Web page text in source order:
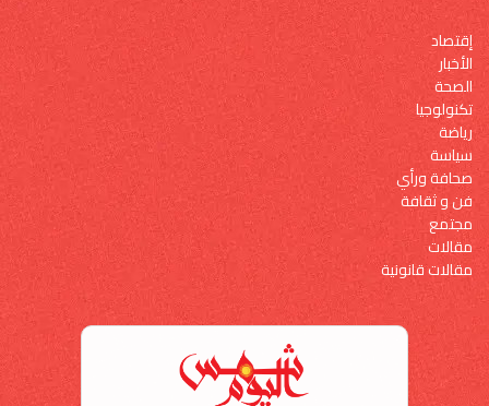
إقتصاد
الأخبار
الصحة
تكنولوجيا
رياضة
سياسة
صحافة ورأي
فن و ثقافة
مجتمع
مقالات
مقالات قانونية